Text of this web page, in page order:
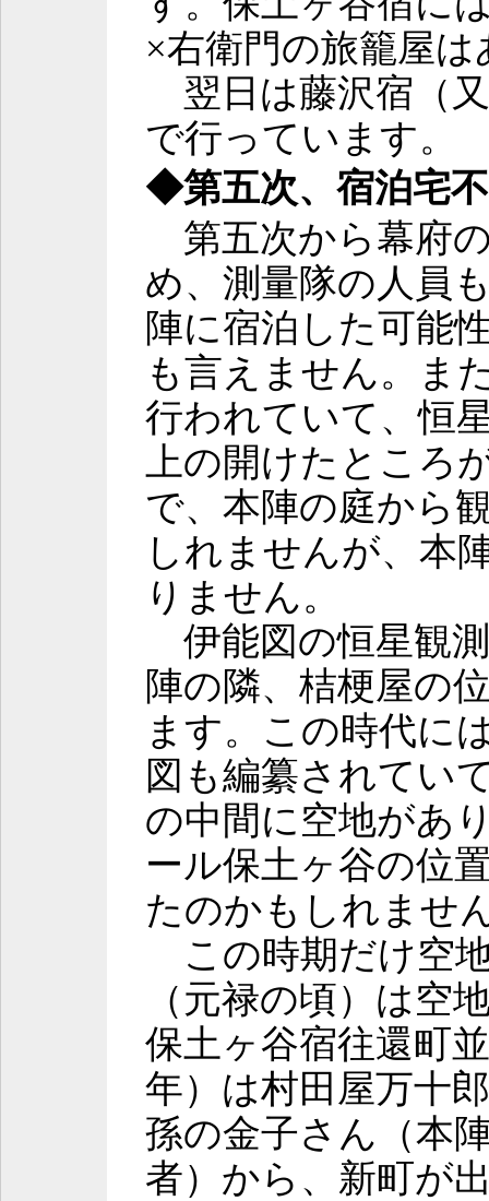
×右衛門の旅籠屋
翌日は藤沢宿（
で行っています。
◆第五次、宿泊宅
第五次から幕府
め、測量隊の人員
陣に宿泊した可能
も言えません。ま
行われていて、恒
上の開けたところ
で、本陣の庭から
しれませんが、本
りません。
伊能図の恒星観
陣の隣、桔梗屋の
ます。この時代に
図も編纂されてい
の中間に空地があ
ール保土ヶ谷の位
たのかもしれませ
この時期だけ空
（元禄の頃）は空
保土ヶ谷宿往還町
年）は村田屋万十
孫の金子さん（本
者）から、新町が